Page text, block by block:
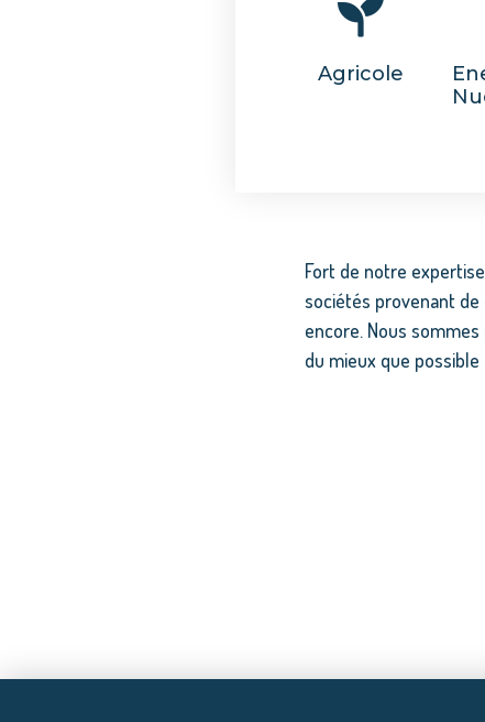
Agricole
Fort de notre
sociétés provenant de
encore. Nous
du mieux que